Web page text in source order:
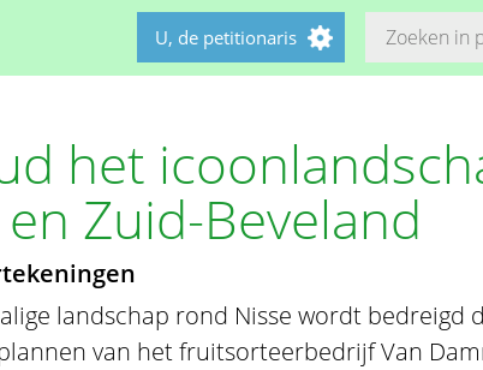
U, de petitionaris
het
Zuid-Beveland
landschap rond Nisse wordt bedreigd
van het fruitsorteerbedrijf Van